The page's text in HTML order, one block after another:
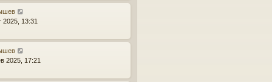
2025, 13:31
2025, 17:21